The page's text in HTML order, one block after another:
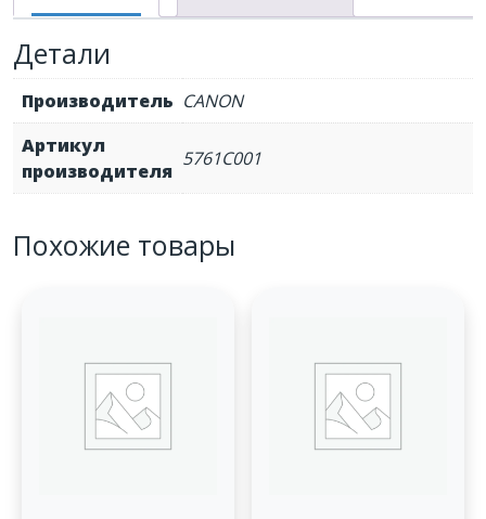
Детали
Производитель CANON
Артикул
производителя
5761C001
Похожие товары